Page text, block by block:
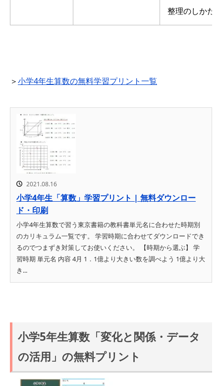
整理のしかた
＞小学4年生算数の無料学習プリント一覧
2021.08.16
小学4年生「算数」学習プリント | 無料ダウンロー
ド・印刷
小学4年生算数で習う東京書籍の教科書単元名に合わせた時期別
のカリキュラム一覧です。 学習時期に合わせてダウンロードでき
るのでつまずき対策してお使いください。 【時期から選ぶ】 学
習時期 単元名 内容 4月 1．1億より大きい数を調べよう 1億より大
き...
小学5年生算数「変化と関係・データ
の活用」の無料プリント